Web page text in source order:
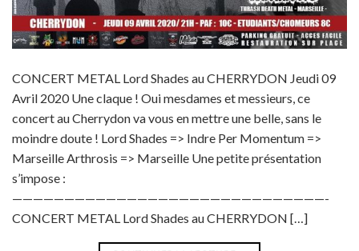
CONCERT METAL Lord Shades au CHERRYDON Jeudi 09
Avril 2020 Une claque ! Oui mesdames et messieurs, ce
concert au Cherrydon va vous en mettre une belle, sans le
moindre doute ! Lord Shades => Indre Per Momentum =>
Marseille Arthrosis => Marseille Une petite présentation
s’impose :
——————————————————————————————-
CONCERT METAL Lord Shades au CHERRYDON […]